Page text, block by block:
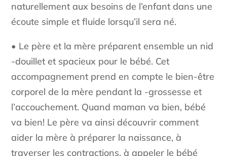
naturellement aux besoins de l’enfant dans une
écoute simple et fluide lorsqu’il sera né.
• Le père et la mère préparent ensemble un nid
-douillet et spacieux pour le bébé. Cet
accompagnement prend en compte le bien-être
corporel de la mère pendant la -grossesse et
l’accouchement. Quand maman va bien, bébé
va bien! Le père va ainsi découvrir comment
aider la mère à préparer la naissance, à
traverser les contractions, à appeler le bébé